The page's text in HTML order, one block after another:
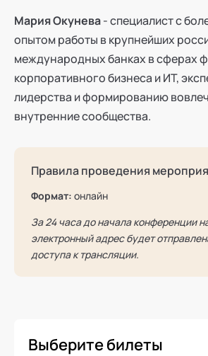
Мария Окунева- специалист с
опытом работы в крупнейших
международных банках в сферах
корпоративного бизнеса и ИТ,
лидерства и формированию
внутренние сообщества.
Правила проведения
Формат: онлайн
За 24 часа до начала конференции
электронный адрес будет
доступа к трансляции.
Выберите билеты